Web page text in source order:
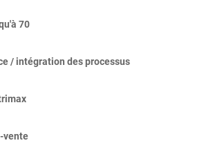
70
/ intégration des processus
vente